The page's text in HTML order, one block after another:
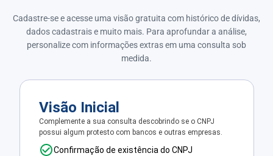
Cadastre-se e acesse uma visão gratuita com histórico de dívidas,
dados cadastrais e muito mais. Para aprofundar a análise,
personalize com informações extras em uma consulta sob
medida.
Visão Inicial
Complemente a sua consulta descobrindo se o CNPJ
possui algum protesto com bancos e outras empresas.
Confirmação de existência do CNPJ